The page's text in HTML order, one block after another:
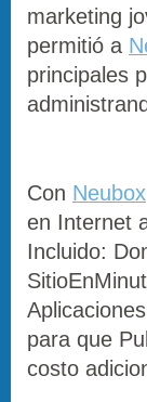
marketing
permitió a
principales
Con Neubox
en Internet
Incluido:
para que
costo